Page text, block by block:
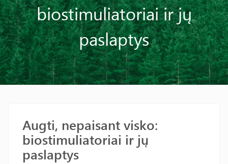
biostimuliatoriai ir jų
paslaptys
Augti, nepaisant visko:
biostimuliatoriai ir jų
paslaptys